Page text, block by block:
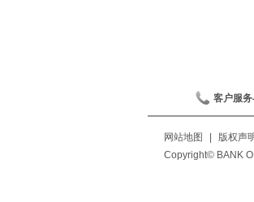
客户服务
网站地图 版权声
Copyright© BANK